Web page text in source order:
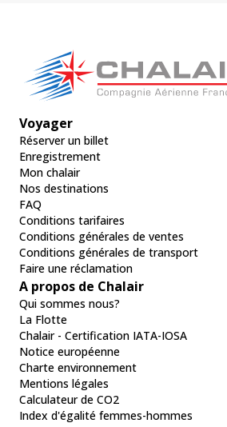
Voyager
Réserver un billet
Enregistrement
Mon chalair
Nos destinations
FAQ
Conditions tarifaires
Conditions générales de ventes
Conditions générales de transport
Faire une réclamation
A propos de Chalair
Qui sommes nous?
La Flotte
Chalair - Certification IATA-IOSA
Notice européenne
Charte environnement
Mentions légales
Calculateur de CO2
Index d'égalité femmes-hommes